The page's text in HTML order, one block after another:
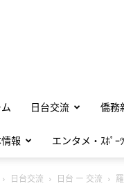
日台交流 僑務
報 エンタメ・ｽﾎﾟｰﾂ
日台交流 日台 ー 交流